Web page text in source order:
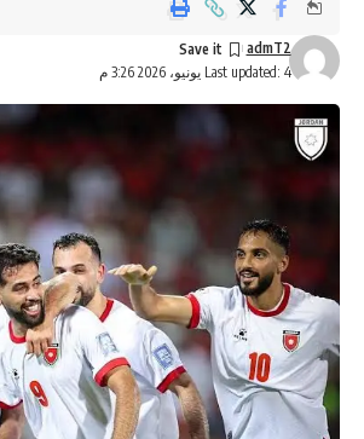
Last updated: 4 يونيو، 2026 3:26 م
admT2